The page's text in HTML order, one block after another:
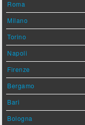
Roma
Milano
Torino
Napoli
Firenze
Bergamo
Bari
Bologna